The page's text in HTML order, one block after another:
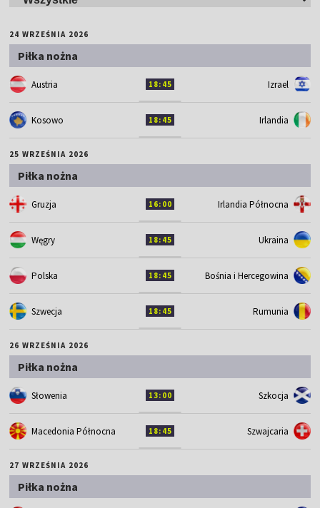
24 WRZEŚNIA 2026
Piłka nożna
Austria 18:45 Izrael
Kosowo 18:45 Irlandia
25 WRZEŚNIA 2026
Piłka nożna
Gruzja 16:00 Irlandia Północna
Węgry 18:45 Ukraina
Polska 18:45 Bośnia i Hercegowina
Szwecja 18:45 Rumunia
26 WRZEŚNIA 2026
Piłka nożna
Słowenia 13:00 Szkocja
Macedonia Północna 18:45 Szwajcaria
27 WRZEŚNIA 2026
Piłka nożna